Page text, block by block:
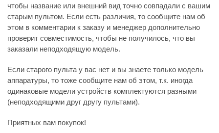
чтобы название или внешний вид точно совпадали с вашим
старым пультом. Если есть различия, то сообщите нам об
этом в комментарии к заказу и менеджер дополнительно
проверит совместимость, чтобы не получилось, что вы
заказали неподходящую модель.
Если старого пульта у вас нет и вы знаете только модель
аппаратуры, то тоже сообщите нам об этом, т.к. иногда
одинаковые модели устройств комплектуются разными
(неподходящими друг другу пультами).
Приятных вам покупок!